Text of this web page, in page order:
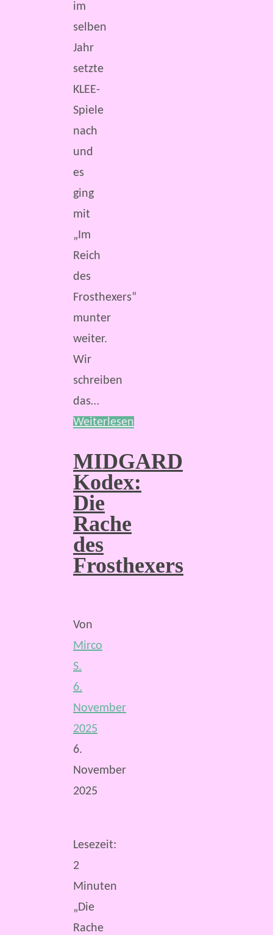
im
selben
Jahr
setzte
KLEE-
Spiele
nach
und
es
ging
mit
„Im
Reich
des
Frosthexers“
munter
weiter.
Wir
schreiben
das…
Weiterlesen
MIDGARD
Kodex:
Die
Rache
des
Frosthexers
Von
Mirco
S.
6.
November
2025
6.
November
2025
Lesezeit:
2
Minuten
„Die
Rache